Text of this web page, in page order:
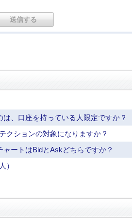
、口座を持っている人限定ですか？
クションの対象になりますか？
ートはBidとAskどちらですか？
）